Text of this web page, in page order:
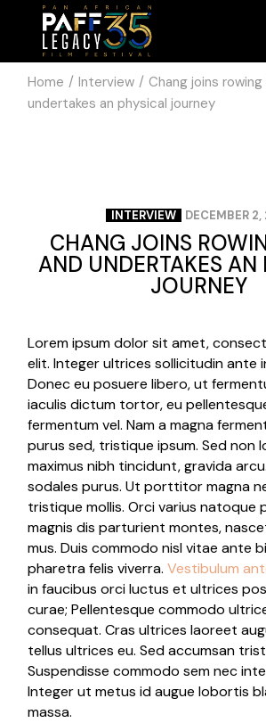
Home Interview
Chang joins
undertakes an physical journey
INTERVIEW DECEMBER 2,
CHANG JOINS
AND UNDERTAKES AN
JOURNEY
Lorem ipsum dolor sit amet,
elit. Integer ultrices sollicitudin ante
Donec eu posuere libero, ut
iaculis dictum tortor, eu
fermentum vel. Nam a magna
purus sed, tristique ipsum. Sed non
maximus nibh tincidunt, gravida
sodales purus. Ut porttitor magna
tristique mollis. Orci varius natoque
magnis dis parturient montes,
mus. Duis commodo nisl vitae ante
pharetra felis viverra.Vestibulum
in faucibus orci luctus et ultrices
curae; Pellentesque commodo
consequat. Cras ultrices laoreet
tellus ultrices eu. Sed accumsan
Suspendisse commodo sem nec
Integer ut metus id augue lobortis
massa.